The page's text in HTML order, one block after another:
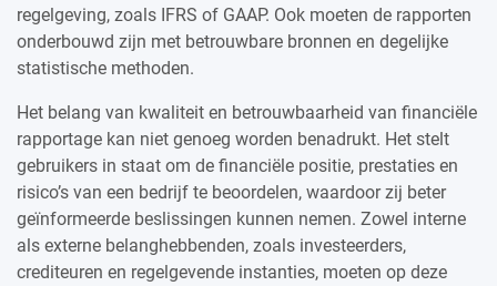
regelgeving, zoals IFRS of GAAP. Ook moeten de rapporten
onderbouwd zijn met betrouwbare bronnen en degelijke
statistische methoden.
Het belang van kwaliteit en betrouwbaarheid van financiële
rapportage kan niet genoeg worden benadrukt. Het stelt
gebruikers in staat om de financiële positie, prestaties en
risico’s van een bedrijf te beoordelen, waardoor zij beter
geïnformeerde beslissingen kunnen nemen. Zowel interne
als externe belanghebbenden, zoals investeerders,
crediteuren en regelgevende instanties, moeten op deze